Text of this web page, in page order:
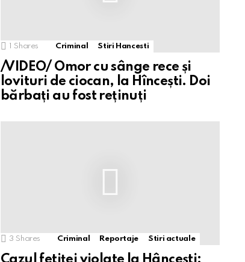
1 Shares Criminal Stiri Hancesti
/VIDEO/ Omor cu sânge rece și
lovituri de ciocan, la Hîncești. Doi
bărbați au fost reținuți
3 Shares Criminal Reportaje Stiri actuale
Cazul fetiței violate la Hâncești: